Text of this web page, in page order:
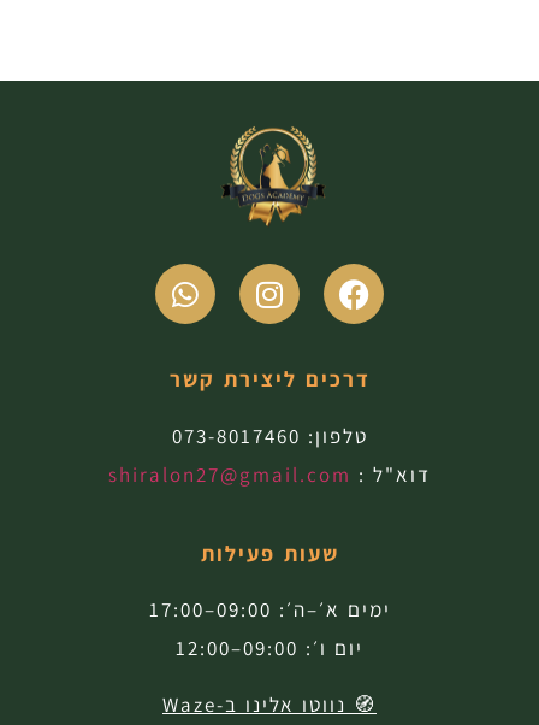
דרכים ליצירת קשר
טלפון: 073-8017460
דוא"ל : shiralon27@gmail.com
שעות פעילות
ימים א׳–ה׳: 09:00–17:00
יום ו׳: 09:00–12:00
🧭 נווטו אלינו ב-Waze